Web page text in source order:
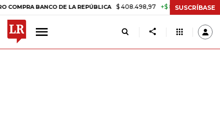
DE LA REPÚBLICA $ 408.498,97 +$ 8.753,81 +2,19% TASA
SUSCRÍBASE